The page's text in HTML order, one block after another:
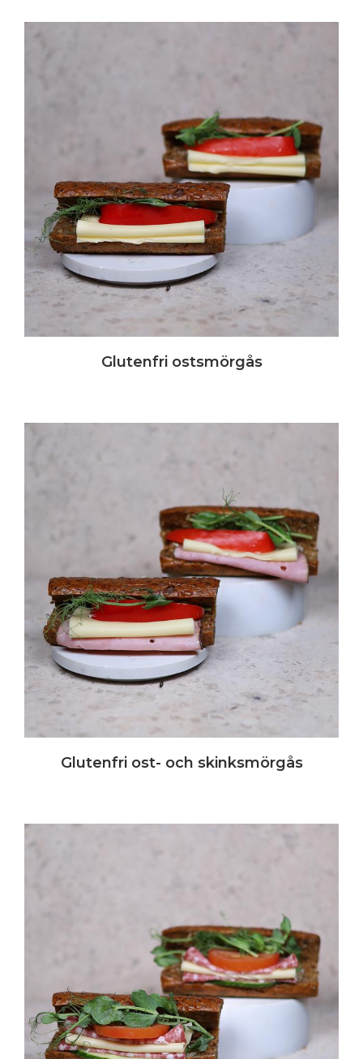
Glutenfri ostsmörgås
Glutenfri ost- och skinksmörgås